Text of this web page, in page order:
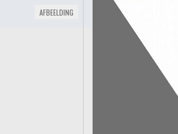
AFBEELDING